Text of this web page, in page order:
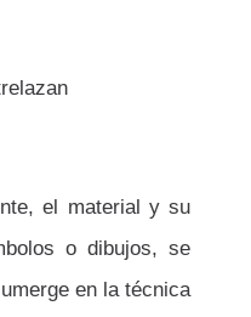
el material y su
o dibujos, se
en la técnica